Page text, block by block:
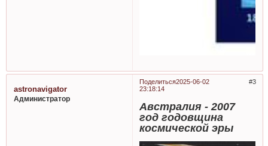
Поделиться 3
2025-06-02
23:18:14
astronavigator
Администратор
Австралия - 2007
год годовщина
космической эры